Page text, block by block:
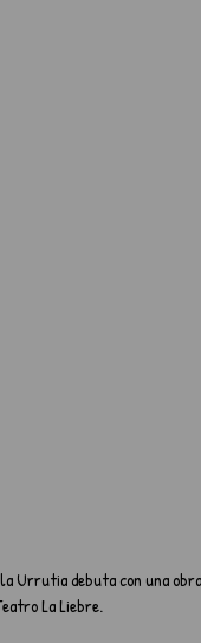
debuta con una obra
La Liebre.